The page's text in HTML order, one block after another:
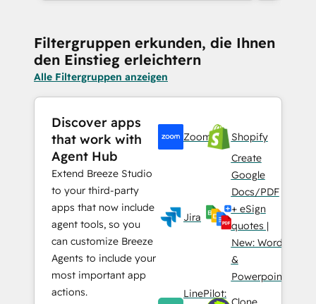
Filtergruppen erkunden, die Ihnen
den Einstieg erleichtern
Alle Filtergruppen anzeigen
Discover apps
that work with
Agent Hub
Extend Breeze Studio
to your third-party
apps that now include
agent tools, so you
can customize Breeze
Agents to include your
most important app
actions.
Zoom Shopify
Jira
Create
Google
Docs/PDF
+ eSign
quotes |
New: Word
&
Powerpoint
LinePilot: